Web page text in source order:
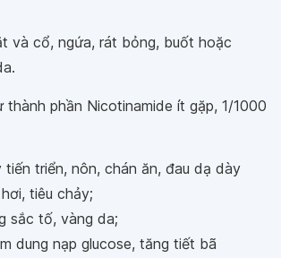
và cổ, ngứa, rát bỏng, buốt hoặc
thành phần Nicotinamide ít gặp, 1/1000
triển, nôn, chán ăn, đau dạ dày
tiêu chảy;
sắc tố, vàng da;
dung nạp glucose, tăng tiết bã